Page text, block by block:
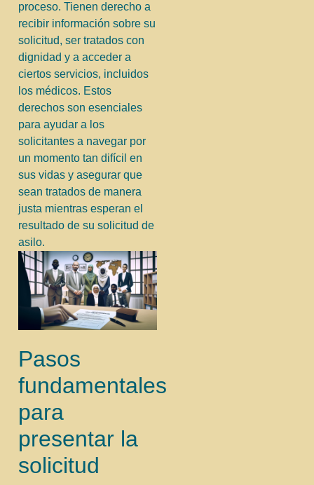
proceso. Tienen derecho a
recibir información sobre su
solicitud, ser tratados con
dignidad y a acceder a
ciertos servicios, incluidos
los médicos. Estos
derechos son esenciales
para ayudar a los
solicitantes a navegar por
un momento tan difícil en
sus vidas y asegurar que
sean tratados de manera
justa mientras esperan el
resultado de su solicitud de
asilo.
Pasos
fundamentales
para
presentar la
solicitud